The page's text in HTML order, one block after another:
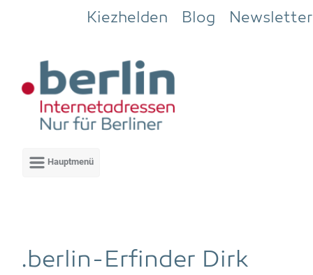
Zum Hauptinhalt springen
Kiezhelden Blog Newsletter
.ber­lin-Erfin­der Dirk